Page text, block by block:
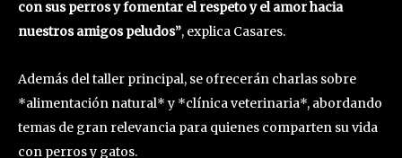
con sus perros y fomentar el respeto y el amor hacia
nuestros amigos peludos”, explica Casares.
Además del taller principal, se ofrecerán charlas sobre
*alimentación natural* y *clínica veterinaria*, abordando
temas de gran relevancia para quienes comparten su vida
con perros y gatos.